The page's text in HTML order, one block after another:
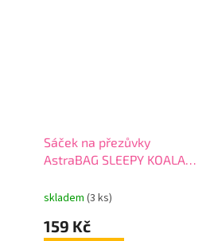
Sáček na přezůvky
AstraBAG SLEEPY KOALA,
skladem (3 ks)
159 Kč